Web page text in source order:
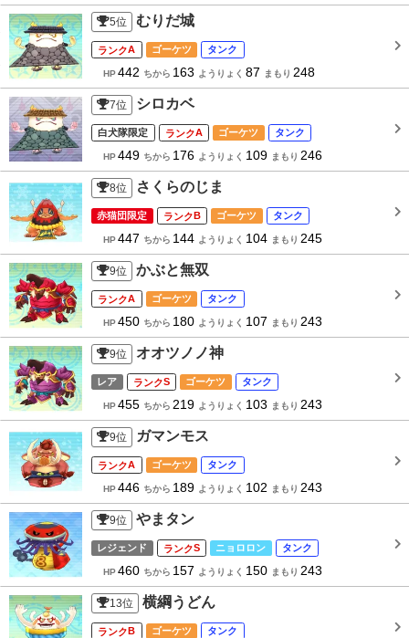
5位 むりだ城
A ゴーケツ タンク
HP442 ちから 163 ようりょく 87 まもり 248
7位 シロカベ
白犬隊限定 A ゴーケツ タンク
HP449 ちから 176 ようりょく 109 まもり 246
8位 さくらのじま
赤猫団限定 B ゴーケツ タンク
HP447 ちから 144 ようりょく 104 まもり 245
9位 かぶと無双
A ゴーケツ タンク
HP450 ちから 180 ようりょく 107 まもり 243
9位 オオツノノ神
レア S ゴーケツ タンク
HP455 ちから 219 ようりょく 103 まもり 243
9位 ガマンモス
A ゴーケツ タンク
HP446 ちから 189 ようりょく 102 まもり 243
9位 やまタン
レジェンド S ニョロロン タンク
HP460 ちから 157 ようりょく 150 まもり 243
13位 横綱うどん
B ゴーケツ タンク